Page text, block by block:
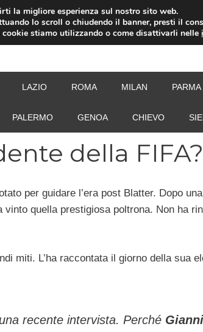
LAZIO ROMA MILAN PARMA
PALERMO GENOA CHIEVO
della FIFA?
per guidare l’era post Blatter. Dopo
quella prestigiosa poltrona. Non ha
miti. L’ha raccontata il giorno della sua
recente intervista. Perché
la migliore esperienza sul nostro sito web.
lo scroll o chiudendo il banner, presti il
stiamo utilizzando o come disattivarli nelle